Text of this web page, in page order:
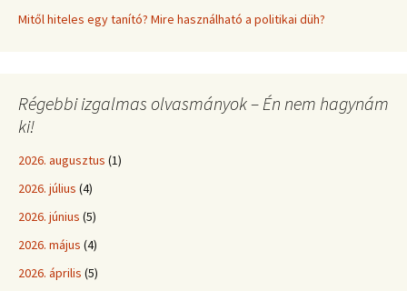
Mitől hiteles egy tanító? Mire használható a politikai düh?
Régebbi izgalmas olvasmányok – Én nem hagynám
ki!
2026. augusztus (1)
2026. július (4)
2026. június (5)
2026. május (4)
2026. április (5)